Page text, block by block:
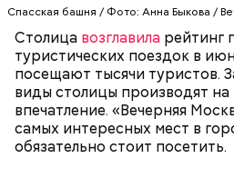
Спасская башня / Фото: Анна Быкова /
Столица возглавила рейтинг
туристических поездок в
посещают тысячи туристов.
виды столицы производят на
впечатление. «Вечерняя
самых интересных мест в
обязательно стоит посетить.